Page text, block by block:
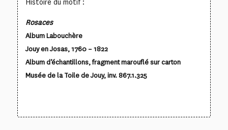
Histoire du motif :
Rosaces
Album Labouchère
Jouy en Josas, 1760 – 1822
Album d’échantillons, fragment marouflé sur carton
Musée de la Toile de Jouy, inv. 867.1.325